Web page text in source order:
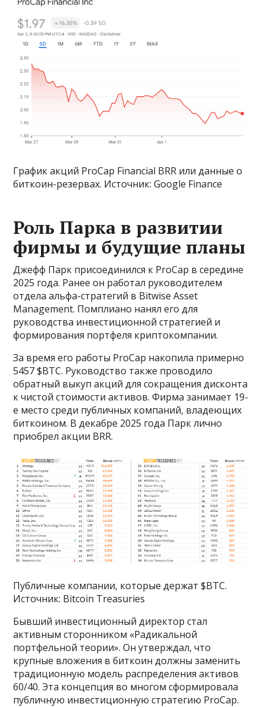
График акций ProCap Financial BRR или данные о
биткоин-резервах. Источник: Google Finance
Роль Парка в развитии
фирмы и будущие планы
Джефф Парк присоединился к ProCap в середине
2025 года. Ранее он работал руководителем
отдела альфа-стратегий в Bitwise Asset
Management. Помплиано нанял его для
руководства инвестиционной стратегией и
формирования портфеля криптокомпании.
За время его работы ProCap накопила примерно
5457 $BTC. Руководство также проводило
обратный выкуп акций для сокращения дисконта
к чистой стоимости активов. Фирма занимает 19-
е место среди публичных компаний, владеющих
биткоином. В декабре 2025 года Парк лично
приобрел акции BRR.
Публичные компании, которые держат $BTC.
Источник: Bitcoin Treasuries
Бывший инвестиционный директор стал
активным сторонником «Радикальной
портфельной теории». Он утверждал, что
крупные вложения в биткоин должны заменить
традиционную модель распределения активов
60/40. Эта концепция во многом сформировала
публичную инвестиционную стратегию ProCap.